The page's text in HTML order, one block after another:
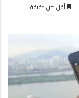
أقل من دقيقة